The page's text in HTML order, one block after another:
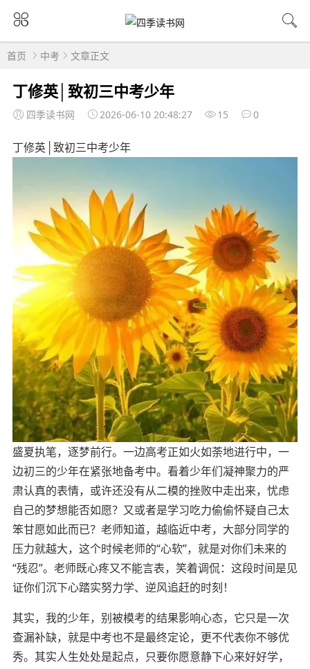
首页 中考 文章正文
丁修英│致初三中考少年
四季读书网 2026-06-10 20:48:27 15 0
丁修英│致初三中考少年
盛夏执笔，逐梦前行。一边高考正如火如荼地进行中，一
边初三的少年在紧张地备考中。看着少年们凝神聚力的严
肃认真的表情，或许还没有从二模的挫败中走出来，忧虑
自己的梦想能否如愿？又或者是学习吃力偷偷怀疑自己太
笨甘愿如此而已？老师知道，越临近中考， 大部分同学的
压力就越大，这个时候老师的“心软”，就是对你们未来的
“残忍”。老师既心疼又不能言表， 笑着调侃：这段时间是见
证你们沉下心踏实努力学、 逆风追赶的时刻！
其实， 我的少年，别被模考的结果影响心态，它只是一次
查漏补缺，就是中考也不是最终定论，更不代表你不够优
秀。 其实人生处处是起点，只要你愿意静下心来好好学，